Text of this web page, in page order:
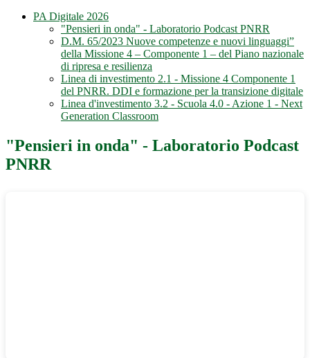
PA Digitale 2026
"Pensieri in onda" - Laboratorio Podcast PNRR
D.M. 65/2023 Nuove competenze e nuovi linguaggi”
della Missione 4 – Componente 1 – del Piano nazionale
di ripresa e resilienza
Linea di investimento 2.1 - Missione 4 Componente 1
del PNRR. DDI e formazione per la transizione digitale
Linea d'investimento 3.2 - Scuola 4.0 - Azione 1 - Next
Generation Classroom
"Pensieri in onda" - Laboratorio Podcast
PNRR